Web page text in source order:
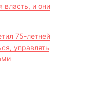
власть, и они
75-летней
управлять